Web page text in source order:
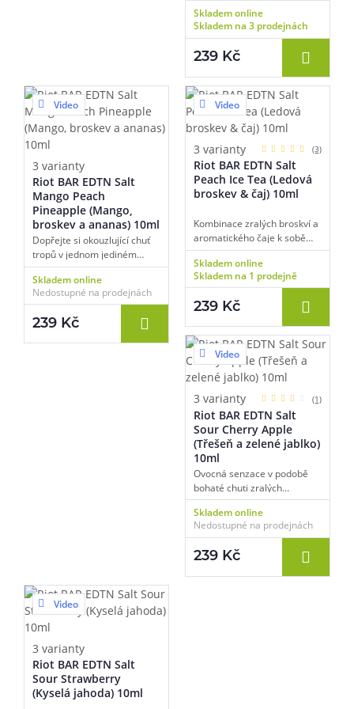
chutná exotika. Čeká na vás
sladká chuť vyzrálé marakuji,
ananasu a exotická
guavy. Všechny tyto složky se
nádherně doplňují a utváří
originální exotickou mozaiku,
která vás zaručeně nepustí.
Skladem online
Skladem na 3 prodejnách
239 Kč
Video
3 varianty
Riot BAR EDTN Salt
Mango Peach
Pineapple (Mango,
broskev a ananas) 10ml
Dopřejte si okouzlující chuť
tropů v jednom jediném
mixu. Harmonická směs
obsahující krémové mango,
zralé šťavnaté broskve a
vaše chuťové pohárky
Skladem online
Nedostupné na prodejnách
239 Kč
Video
3 varianty (3)
Riot BAR EDTN Salt
Peach Ice Tea (Ledová
broskev & čaj) 10ml
Kombinace zralých broskví a
aromatického čaje k sobě
neodmyslitelně patří. Když si
k tomu přidáte ještě porci
mrazivé koolady, dostanete
požitek vhodný pro vapování
Skladem online
Skladem na 1 prodejně
239 Kč
Video
3 varianty (1)
Riot BAR EDTN Salt
Sour Cherry Apple
(Třešeň a zelené jablko)
10ml
Ovocná senzace v podobě
bohaté chuti zralých
slaďoučkých třešní a
intenzivního aroma
nakyslého zeleného jablka si
vapera. Příchuť se doslova
Skladem online
Nedostupné na prodejnách
239 Kč
Video
3 varianty
Riot BAR EDTN Salt
Sour Strawberry
(Kyselá jahoda) 10ml